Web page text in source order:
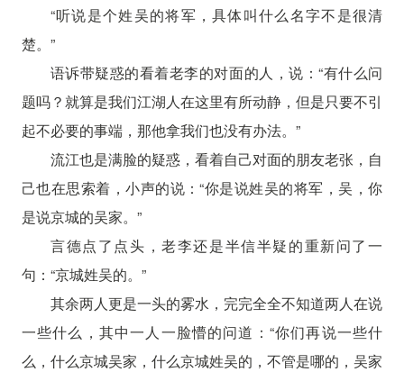
“听说是个姓吴的将军，具体叫什么名字不是很清
楚。”
语诉带疑惑的看着老李的对面的人，说：“有什么问
题吗？就算是我们江湖人在这里有所动静，但是只要不引
起不必要的事端，那他拿我们也没有办法。”
流江也是满脸的疑惑，看着自己对面的朋友老张，自
己也在思索着，小声的说：“你是说姓吴的将军，吴，你
是说京城的吴家。”
言德点了点头，老李还是半信半疑的重新问了一
句：“京城姓吴的。”
其余两人更是一头的雾水，完完全全不知道两人在说
一些什么，其中一人一脸懵的问道：“你们再说一些什
么，什么京城吴家，什么京城姓吴的，不管是哪的，吴家